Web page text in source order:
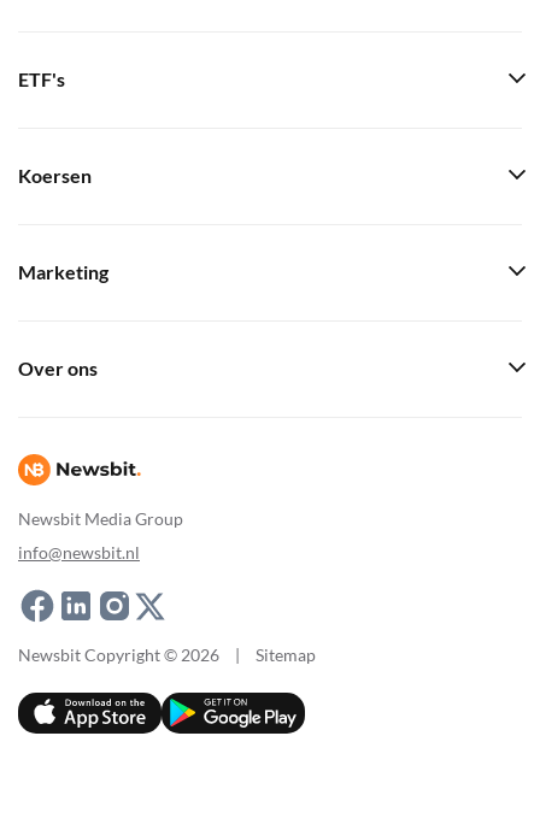
Newsbit Media Group
info@newsbit.nl
ETF's
Koersen
Marketing
Over ons
Newsbit Copyright © 2026 | Sitemap